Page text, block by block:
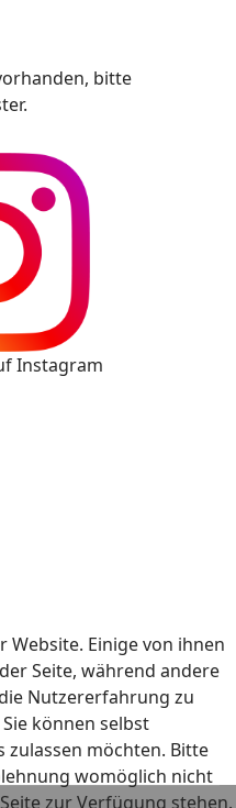
bitte
Instagram
Website. Einige von ihnen
Seite, während andere
Nutzererfahrung zu
können selbst
zulassen möchten. Bitte
womöglich nicht
zur Verfügung stehen.